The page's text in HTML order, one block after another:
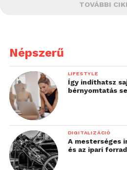
TOVÁBBI
Népszerű
LIFESTYLE
Így indíthatsz
bérnyomtatás
DIGITALIZÁCIÓ
A mesterséges
és az ipari